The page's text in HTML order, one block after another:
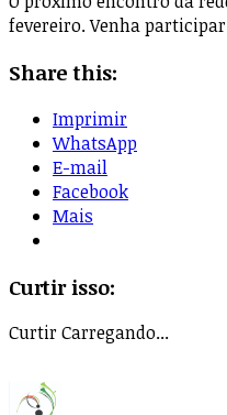
fevereiro. Venha
Share this:
Imprimir
WhatsApp
E-mail
Facebook
Mais
Curtir isso:
CurtirCarregando...